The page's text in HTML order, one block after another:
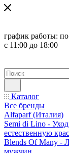
график работы:
с 11:00 до 18:00
Каталог
Все бренды
Alfaparf (Италия)
Semi di Lino -
естественную
Blends Of Many -
мужчин